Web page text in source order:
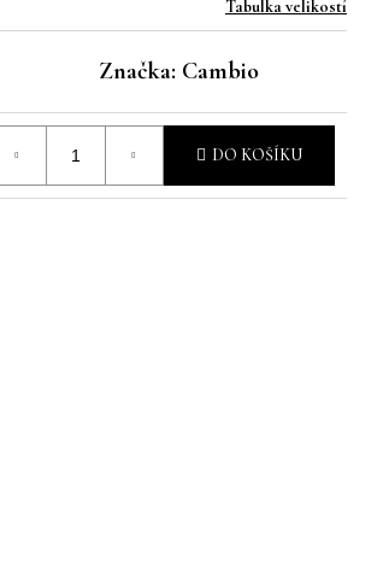
Tabulka velikostí
Značka: Cambio
DO KOŠÍKU